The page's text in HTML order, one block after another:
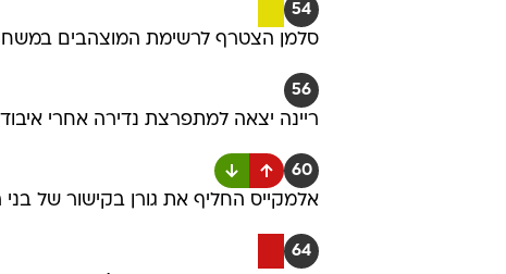
54
סלמן הצטרף לרשימת המוצהבים
56
ריינה יצאה למתפרצת נדירה אחרי איבוד
60
אלמקייס החליף את גורן בקישור של בני
64